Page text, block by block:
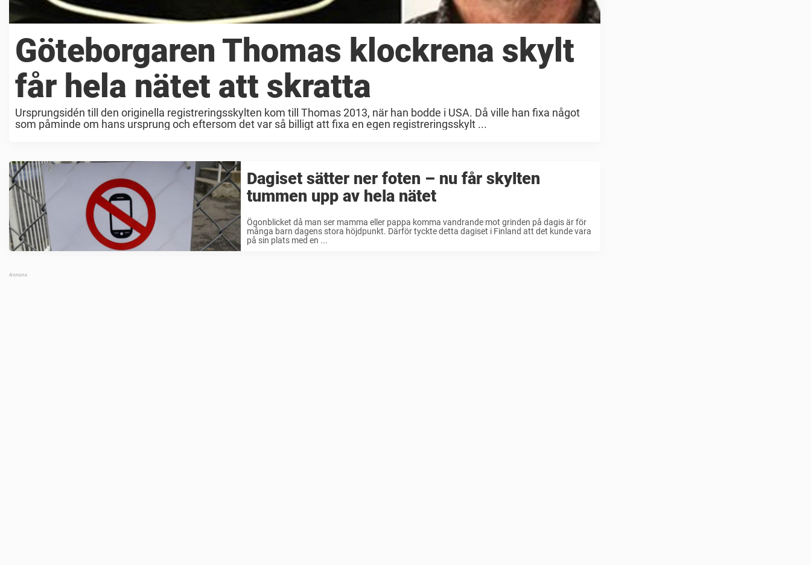
Göteborgaren Thomas klockrena skylt
får hela nätet att skratta
Ursprungsidén till den originella registreringsskylten kom till Thomas 2013, när han bodde i USA. Då ville han fixa något
som påminde om hans ursprung och eftersom det var så billigt att fixa en egen registreringsskylt ...
Dagiset sätter ner foten – nu får skylten
tummen upp av hela nätet
Ögonblicket då man ser mamma eller pappa komma vandrande mot grinden på dagis är för
många barn dagens stora höjdpunkt. Därför tyckte detta dagiset i Finland att det kunde vara
på sin plats med en ...